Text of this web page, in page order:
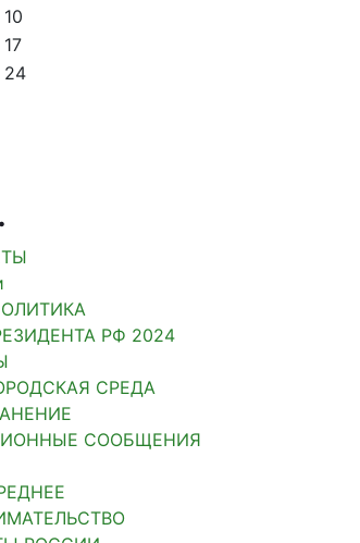
10
17
24
.
РФ 2024
СРЕДА
СООБЩЕНИЯ